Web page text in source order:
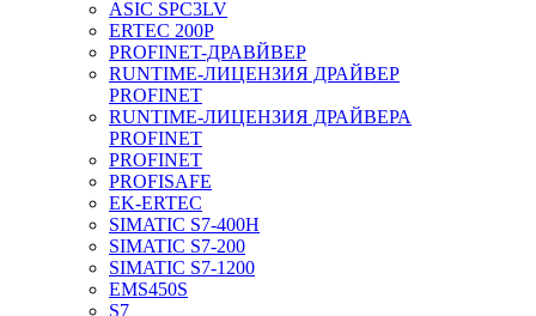
ASIC SPC3LV
ERTEC 200P
PROFINET-ДРАВЙВЕР
RUNTIME-ЛИЦЕНЗИЯ ДРАЙВЕР
PROFINET
RUNTIME-ЛИЦЕНЗИЯ ДРАЙВЕРА
PROFINET
PROFINET
PROFISAFE
EK-ERTEC
SIMATIC S7-400H
SIMATIC S7-200
SIMATIC S7-1200
EMS450S
S7